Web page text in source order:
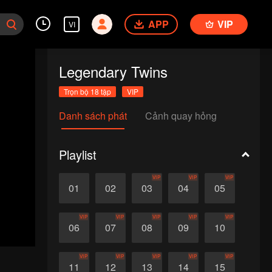
VI APP VIP
Legendary Twins
Trọn bộ 18 tập VIP
Danh sách phát Cảnh quay hỏng
Playlist
01 02 03
VIP
04
VIP
05
VIP
06
VIP
07
VIP
08
VIP
09
VIP
10
VIP
11
VIP
12
VIP
13
VIP
14
VIP
15
VIP